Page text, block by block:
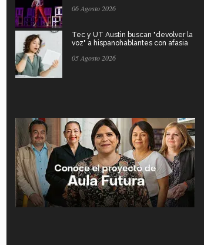
06 Agosto 2026
Tec y UT Austin buscan "devolver la
voz" a hispanohablantes con afasia
05 Agosto 2026